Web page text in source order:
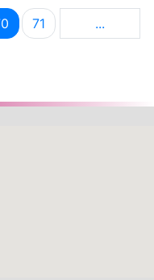
Use TAB para
PáginaPágina
71 ...Páginas